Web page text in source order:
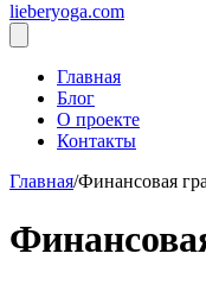
lieberyoga.com
Главная
Блог
О проекте
Контакты
Главная/Финансовая